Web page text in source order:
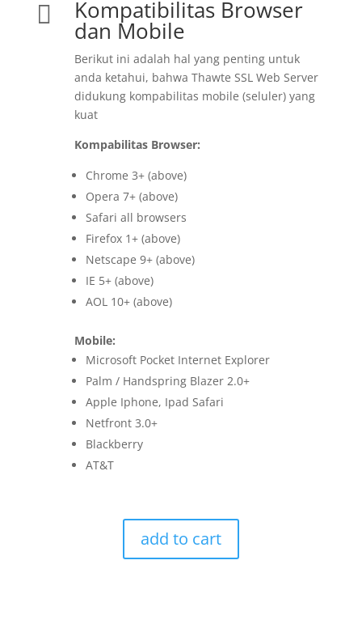
 Kompatibilitas Browser
dan Mobile
Berikut ini adalah hal yang penting untuk
anda ketahui, bahwa Thawte SSL Web Server
didukung kompabilitas mobile (seluler) yang
kuat
Kompabilitas Browser:
Chrome 3+ (above)
Opera 7+ (above)
Safari all browsers
Firefox 1+ (above)
Netscape 9+ (above)
IE 5+ (above)
AOL 10+ (above)
Mobile:
Microsoft Pocket Internet Explorer
Palm / Handspring Blazer 2.0+
Apple Iphone, Ipad Safari
Netfront 3.0+
Blackberry
AT&T
add to cart